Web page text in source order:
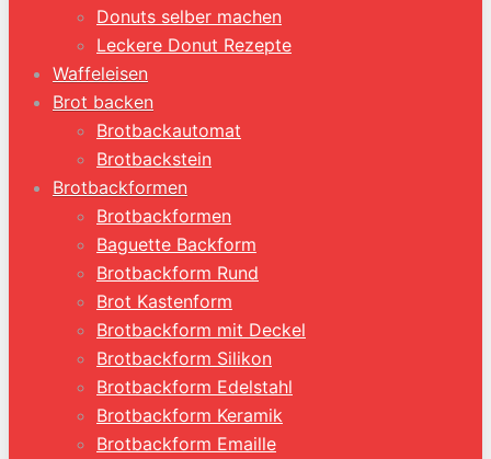
Donuts selber machen
Leckere Donut Rezepte
Waffeleisen
Brot backen
Brotbackautomat
Brotbackstein
Brotbackformen
Brotbackformen
Baguette Backform
Brotbackform Rund
Brot Kastenform
Brotbackform mit Deckel
Brotbackform Silikon
Brotbackform Edelstahl
Brotbackform Keramik
Brotbackform Emaille